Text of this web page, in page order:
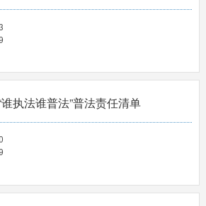
执法谁普法”普法责任清单